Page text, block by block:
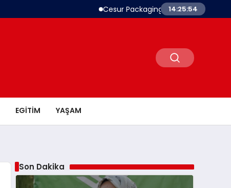
Cesur Packaging, Mısır’daki Üretim
14:25:55
EGITIM YAŞAM
Son Dakika